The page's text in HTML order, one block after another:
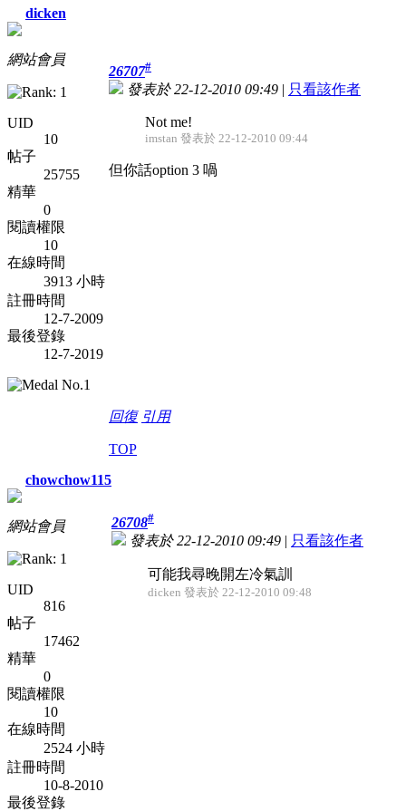
dicken
網站會員
UID
10
帖子
25755
精華
0
閱讀權限
10
在線時間
3913 小時
註冊時間
12-7-2009
最後登錄
12-7-2019
26707#
發表於 22-12-2010 09:49 | 只看該作者
Not me!
imstan 發表於 22-12-2010 09:44
但你話option 3 喎
回復 引用
TOP
chowchow115
網站會員
UID
816
帖子
17462
精華
0
閱讀權限
10
在線時間
2524 小時
註冊時間
10-8-2010
最後登錄
26708#
發表於 22-12-2010 09:49 | 只看該作者
可能我尋晚開左冷氣訓
dicken 發表於 22-12-2010 09:48